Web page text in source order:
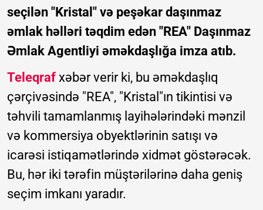
seçilən "Kristal" və peşəkar daşınmaz
əmlak həlləri təqdim edən "REA" Daşınmaz
Əmlak Agentliyi əməkdaşlığa imza atıb.
Teleqraf xəbər verir ki, bu əməkdaşlıq
çərçivəsində "REA", "Kristal"ın tikintisi və
təhvili tamamlanmış layihələrindəki mənzil
və kommersiya obyektlərinin satışı və
icarəsi istiqamətlərində xidmət göstərəcək.
Bu, hər iki tərəfin müştərilərinə daha geniş
seçim imkanı yaradır.